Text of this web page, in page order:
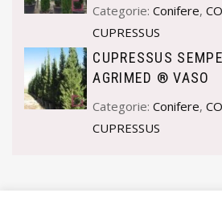
Categorie:Conifere,
CUPRESSUS
CUPRESSUS
AGRIMED ® VASO
Categorie:Conifere,
CUPRESSUS